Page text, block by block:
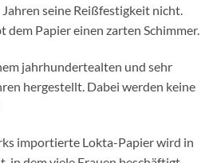
seine Reißfestigkeit nicht.
dem Papier einen zarten Schimmer.
jahrhundertealten und sehr
hergestellt. Dabei werden keine
importierte Lokta-Papier wird in